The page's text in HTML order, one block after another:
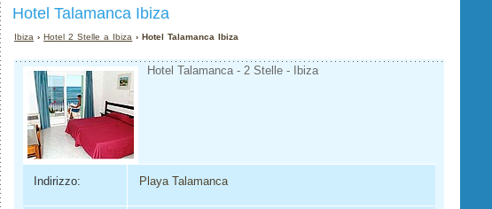
Hotel Talamanca Ibiza
Ibiza ›Hotel 2 Stelle a Ibiza › Hotel Talamanca Ibiza
Hotel Talamanca - 2 Stelle - Ibiza
Indirizzo: Playa Talamanca